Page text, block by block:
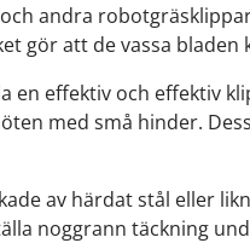
andra
gör att de vassa bladen
en effektiv och effektiv
med små hinder.
av härdat stål eller
noggrann täckning